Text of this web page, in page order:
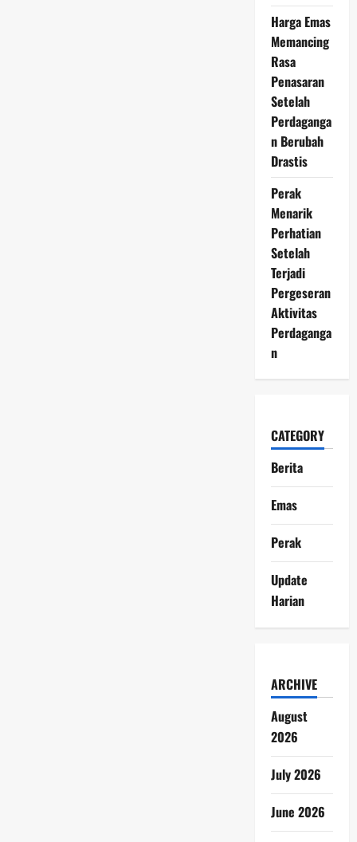
Harga Emas
Memancing
Rasa
Penasaran
Setelah
Perdaganga
n Berubah
Drastis
Perak
Menarik
Perhatian
Setelah
Terjadi
Pergeseran
Aktivitas
Perdaganga
n
CATEGORY
Berita
Emas
Perak
Update
Harian
ARCHIVE
August
2026
July 2026
June 2026